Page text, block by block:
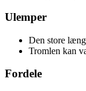
Ulemper
Den store
Tromlen kan
Fordele